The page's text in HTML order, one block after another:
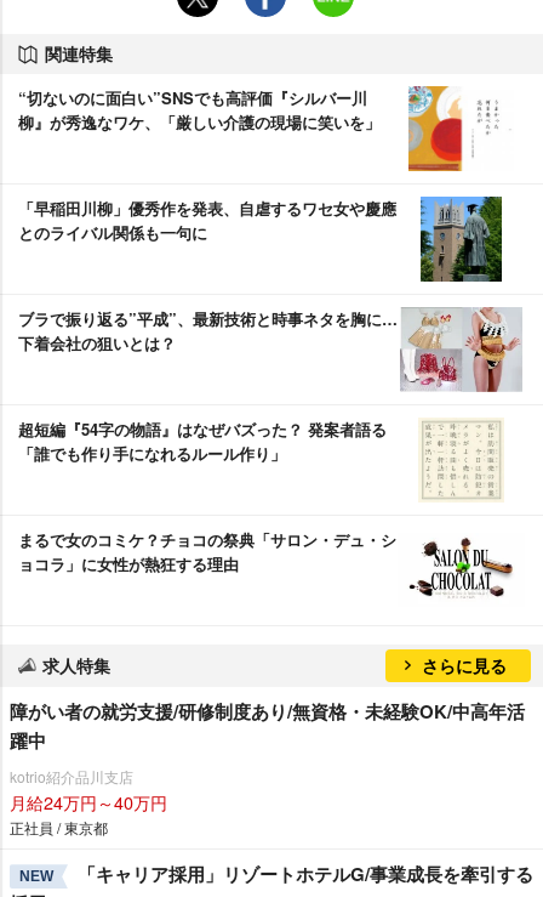
関連特集
“切ないのに面白い”SNSでも高評価『シルバー川
柳』が秀逸なワケ、「厳しい介護の現場に笑いを」
「早稲田川柳」優秀作を発表、自虐するワセ女や慶應
とのライバル関係も一句に
ブラで振り返る”平成”、最新技術と時事ネタを胸に…
下着会社の狙いとは？
超短編『54字の物語』はなぜバズった？ 発案者語る
「誰でも作り手になれるルール作り」
まるで女のコミケ？チョコの祭典「サロン・デュ・シ
ョコラ」に女性が熱狂する理由
求人特集 さらに見る
障がい者の就労支援/研修制度あり/無資格・未経験OK/中高年活
躍中
kotrio紹介品川支店
月給24万円～40万円
正社員 / 東京都
NEW
「キャリア採用」リゾートホテルG/事業成長を牽引する